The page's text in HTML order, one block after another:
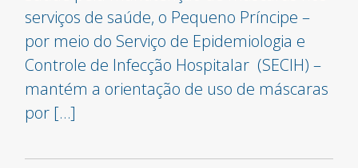
serviços de saúde, o Pequeno Príncipe –
por meio do Serviço de Epidemiologia e
Controle de Infecção Hospitalar (SECIH) –
mantém a orientação de uso de máscaras
por […]